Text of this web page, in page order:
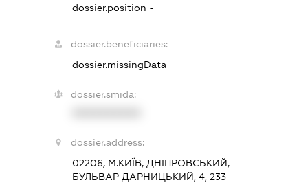
dossier.position -
dossier.beneficiaries:
dossier.missingData
dossier.smida:
dossier.address:
02206, М.КИЇВ, ДНІПРОВСЬКИЙ,
БУЛЬВАР ДАРНИЦЬКИЙ, 4, 233